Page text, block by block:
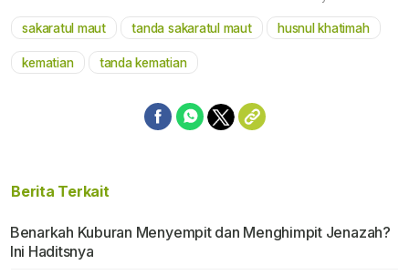
Mute
sakaratul maut tanda sakaratul maut husnul khatimah
kematian tanda kematian
Berita Terkait
Benarkah Kuburan Menyempit dan Menghimpit Jenazah?
Ini Haditsnya